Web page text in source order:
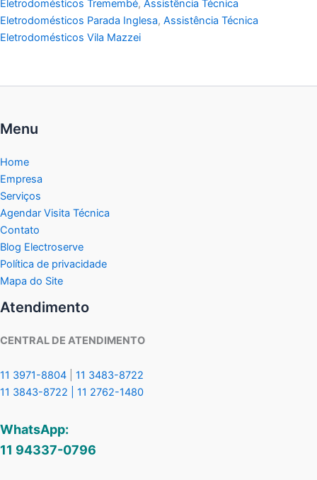
Eletrodomésticos Tremembé, Assistência Técnica
Eletrodomésticos Parada Inglesa, Assistência Técnica
Eletrodomésticos Vila Mazzei
Menu
Home
Empresa
Serviços
Agendar Visita Técnica
Contato
Blog Electroserve
Política de privacidade
Mapa do Site
Atendimento
CENTRAL DE ATENDIMENTO
11 3971-8804
11 3483-8722
11 3843-8722 | 11 2762-1480
WhatsApp:
11 94337-0796